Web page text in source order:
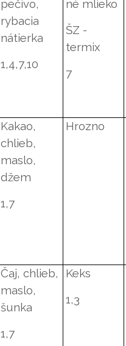
pečivo,
rybacia
nátierka
1,4,7,10
né mlieko
ŠZ -
termix
7
Kakao,
chlieb,
maslo,
džem
1,7
Hrozno
Čaj, chlieb,
maslo,
šunka
1,7
Keks
1,3